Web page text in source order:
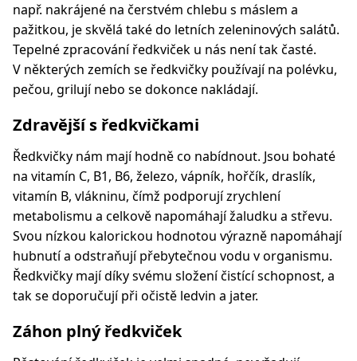
např. nakrájené na čerstvém chlebu s máslem a
pažitkou, je skvělá také do letních zeleninových salátů.
Tepelné zpracování ředkviček u nás není tak časté.
V některých zemích se ředkvičky používají na polévku,
pečou, grilují nebo se dokonce nakládají.
Zdravější s ředkvičkami
Ředkvičky nám mají hodně co nabídnout. Jsou bohaté
na vitamín C, B1, B6, železo, vápník, hořčík, draslík,
vitamín B, vlákninu, čímž podporují zrychlení
metabolismu a celkově napomáhají žaludku a střevu.
Svou nízkou kalorickou hodnotou výrazně napomáhají
hubnutí a odstraňují přebytečnou vodu v organismu.
Ředkvičky mají díky svému složení čistící schopnost, a
tak se doporučují při očistě ledvin a jater.
Záhon plný ředkviček